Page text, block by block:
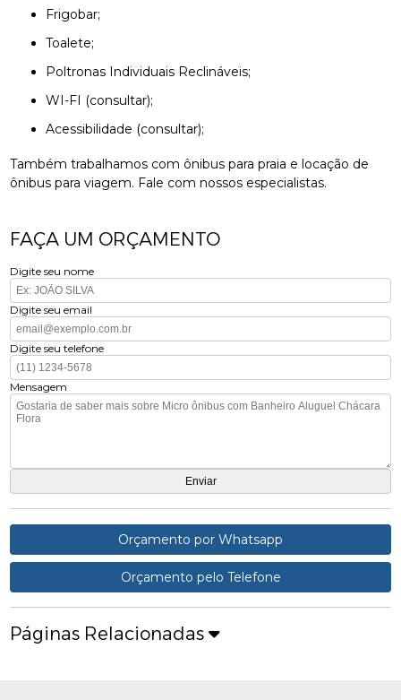
Frigobar;
Toalete;
Poltronas Individuais Reclináveis;
WI-FI (consultar);
Acessibilidade (consultar);
Também trabalhamos com ônibus para praia e locação de
ônibus para viagem. Fale com nossos especialistas.
FAÇA UM ORÇAMENTO
Digite seu nome
Digite seu email
Digite seu telefone
Mensagem
Orçamento por Whatsapp
Orçamento pelo Telefone
Páginas Relacionadas